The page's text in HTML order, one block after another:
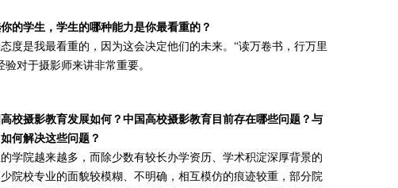
的学生，学生的哪种能力是你最看重的？
是我最看重的，因为这会决定他们的未来。“读万卷书，行万里
对于摄影师来讲非常重要。
校摄影教育发展如何？中国高校摄影教育目前存在哪些问题？与
何解决这些问题？
院越来越多，而除少数有较长办学资历、学术积淀深厚背景的
院校专业的面貌较模糊、不明确，相互模仿的痕迹较重，部分院